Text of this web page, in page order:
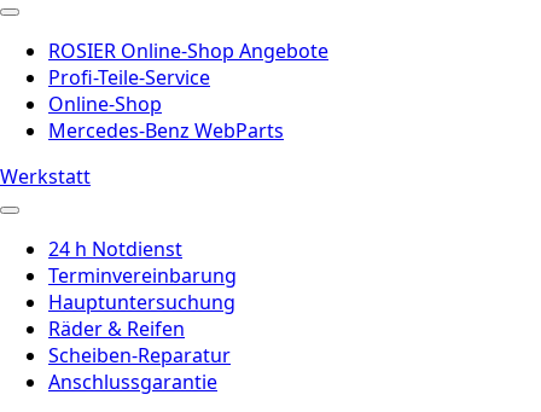
ROSIER Online-Shop Angebote
Profi-Teile-Service
Online-Shop
Mercedes-Benz WebParts
Werkstatt
24 h Notdienst
Terminvereinbarung
Hauptuntersuchung
Räder & Reifen
Scheiben-Reparatur
Anschlussgarantie